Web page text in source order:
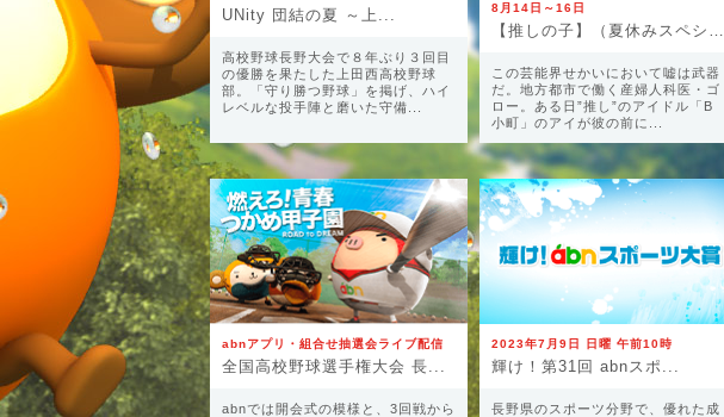
UNity 団結の夏 ～上...
高校野球長野大会で８年ぶり３回目
の優勝を果たした上田西高校野球
部。「守り勝つ野球」を掲げ、ハイ
レベルな投手陣と磨いた守備...
8月14日～16日
【推しの子】（夏休みスペシ...
この芸能界せかいにおいて嘘は武器
だ。地方都市で働く産婦人科医・ゴ
ロー。ある日”推し”のアイドル「B
小町」のアイが彼の前に...
abnアプリ・組合せ抽選会ライブ配信
全国高校野球選手権大会 長...
abnでは開会式の模様と、3回戦から
2023年7月9日 日曜 午前10時
輝け！第31回 abnスポ...
長野県のスポーツ分野で、優れた成